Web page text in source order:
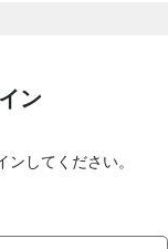
ン
してください。